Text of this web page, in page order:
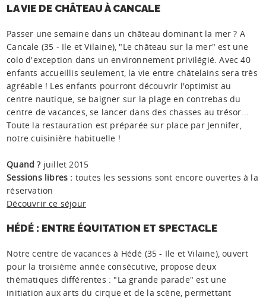
LA VIE DE CHÂTEAU À CANCALE
Passer une semaine dans un château dominant la mer ? A
Cancale (35 - Ile et Vilaine), "Le château sur la mer" est une
colo d'exception dans un environnement privilégié. Avec 40
enfants accueillis seulement, la vie entre châtelains sera très
agréable ! Les enfants pourront découvrir l'optimist au
centre nautique, se baigner sur la plage en contrebas du
centre de vacances, se lancer dans des chasses au trésor...
Toute la restauration est préparée sur place par Jennifer,
notre cuisinière habituelle !
Quand ?juillet 2015
Sessions libres : toutes les sessions sont encore ouvertes à la
réservation
Découvrir ce séjour
HÉDÉ : ENTRE ÉQUITATION ET SPECTACLE
Notre centre de vacances à Hédé (35 - Ile et Vilaine), ouvert
pour la troisième année consécutive, propose deux
thématiques différentes : "La grande parade" est une
initiation aux arts du cirque et de la scène, permettant